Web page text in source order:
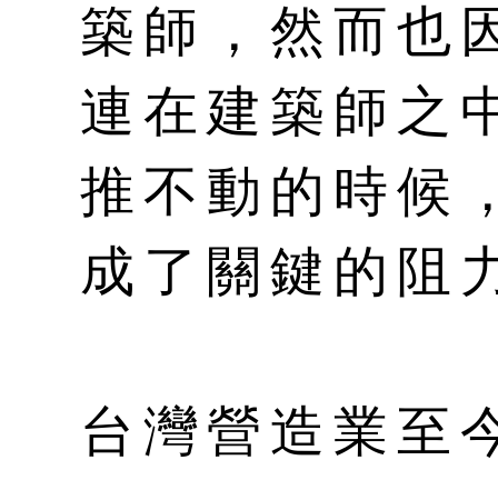
築師，然而也
連在建築師之
推不動的時候
成了關鍵的阻
台灣營造業至